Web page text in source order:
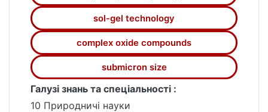
синтезу.
sol-gel technology
complex oxide compounds
submicron size
Галузі знань та спеціальності :
10 Природничі науки